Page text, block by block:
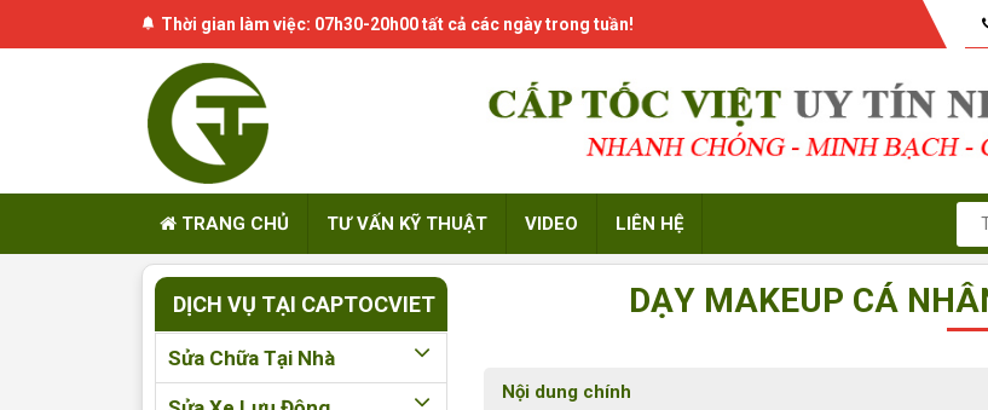
Thời gian làm việc: 07h30-20h00 tất cả các ngày trong tuần!
TRANG CHỦ TƯ VẤN KỸ THUẬT VIDEO LIÊN HỆ
DỊCH VỤ TẠI CAPTOCVIET
Sửa Chữa Tại Nhà
DẠY MAKEUP CÁ
Nội dung chính